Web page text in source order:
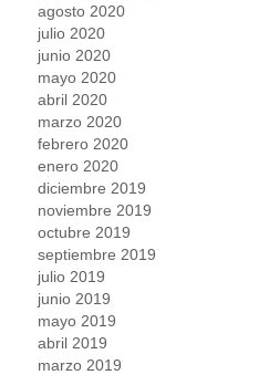
agosto 2020
julio 2020
junio 2020
mayo 2020
abril 2020
marzo 2020
febrero 2020
enero 2020
diciembre 2019
noviembre 2019
octubre 2019
septiembre 2019
julio 2019
junio 2019
mayo 2019
abril 2019
marzo 2019